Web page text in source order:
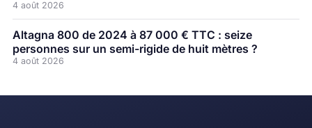
4 août 2026
Altagna 800 de 2024 à 87 000 € TTC : seize
personnes sur un semi-rigide de huit mètres ?
4 août 2026